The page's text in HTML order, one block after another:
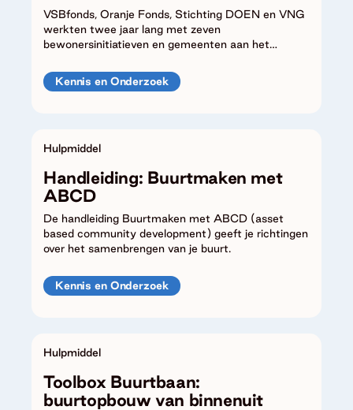
VSBfonds, Oranje Fonds, Stichting DOEN en VNG
werkten twee jaar lang met zeven
bewonersinitiatieven en gemeenten aan het
Kennis en Onderzoek
Hulpmiddel
Handleiding: Buurtmaken met
ABCD
De handleiding Buurtmaken met ABCD (asset
based community development) geeft je richtingen
over het samenbrengen van je buurt.
Kennis en Onderzoek
Hulpmiddel
Toolbox Buurtbaan:
buurtopbouw van binnenuit